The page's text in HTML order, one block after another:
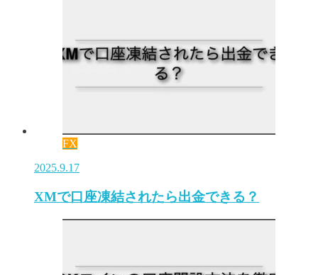
FX
2025.9.17
XMで口座凍結されたら出金できる？